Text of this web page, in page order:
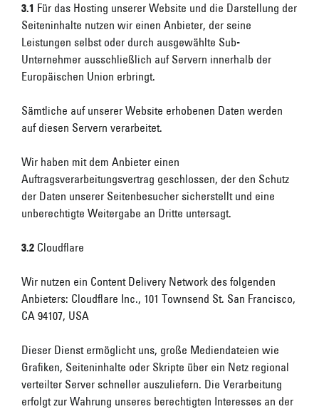
3.1 Für das Hosting unserer Website und die Darstellung der
Seiteninhalte nutzen wir einen Anbieter, der seine
Leistungen selbst oder durch ausgewählte Sub-
Unternehmer ausschließlich auf Servern innerhalb der
Europäischen Union erbringt.
Sämtliche auf unserer Website erhobenen Daten werden
auf diesen Servern verarbeitet.
Wir haben mit dem Anbieter einen
Auftragsverarbeitungsvertrag geschlossen, der den Schutz
der Daten unserer Seitenbesucher sicherstellt und eine
unberechtigte Weitergabe an Dritte untersagt.
3.2 Cloudflare
Wir nutzen ein Content Delivery Network des folgenden
Anbieters: Cloudflare Inc., 101 Townsend St. San Francisco,
CA 94107, USA
Dieser Dienst ermöglicht uns, große Mediendateien wie
Grafiken, Seiteninhalte oder Skripte über ein Netz regional
verteilter Server schneller auszuliefern. Die Verarbeitung
erfolgt zur Wahrung unseres berechtigten Interesses an der